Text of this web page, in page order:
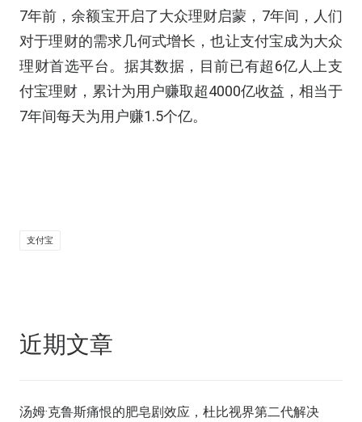
7年前，余额宝开启了大众理财启蒙，7年间，人们
对于理财的需求几何式增长，也让支付宝成为大众
理财首选平台。据其数据，目前已有超6亿人上支
付宝理财，累计为用户赚取超4000亿收益，相当于
7年间每天为用户赚1.5个亿。
支付宝
近期文章
汤姆·克鲁斯痛恨的肥皂剧效应，杜比视界第二代解决